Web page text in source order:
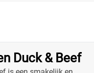
Duck & Beef